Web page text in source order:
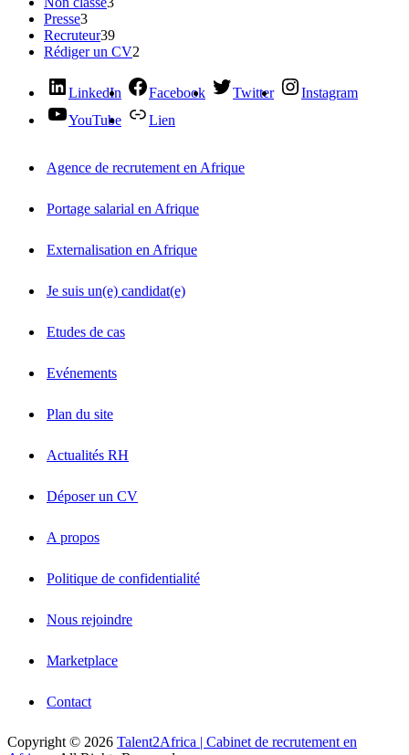
Presse3
Recruteur39
Rédiger un CV2
LinkedIn Facebook Twitter
Instagram
YouTube
Lien
Agence de recrutement en Afrique
Portage salarial en Afrique
Externalisation en Afrique
Je suis un(e) candidat(e)
Etudes de cas
Evénements
Plan du site
Actualités RH
Déposer un CV
A propos
Politique de confidentialité
Nous rejoindre
Marketplace
Contact
Copyright © 2026 Talent2Africa | Cabinet de recrutement en